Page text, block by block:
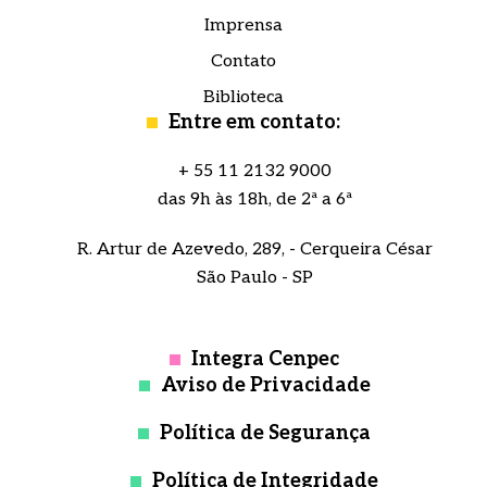
Imprensa
Contato
Biblioteca
Entre em contato:
+ 55 11 2132 9000
das 9h às 18h, de 2ª a 6ª
R. Artur de Azevedo, 289, - Cerqueira César
São Paulo - SP
Integra Cenpec
Aviso de Privacidade
Política de Segurança
Política de Integridade